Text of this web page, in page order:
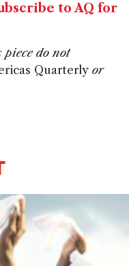
to AQ for
do not
Quarterly or